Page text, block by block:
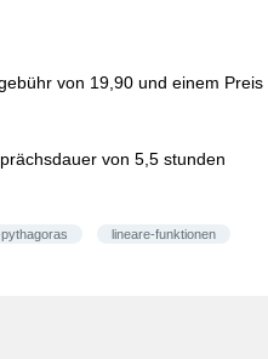
von 19,90 und einem
von 5,5 stunden
lineare-funktionen